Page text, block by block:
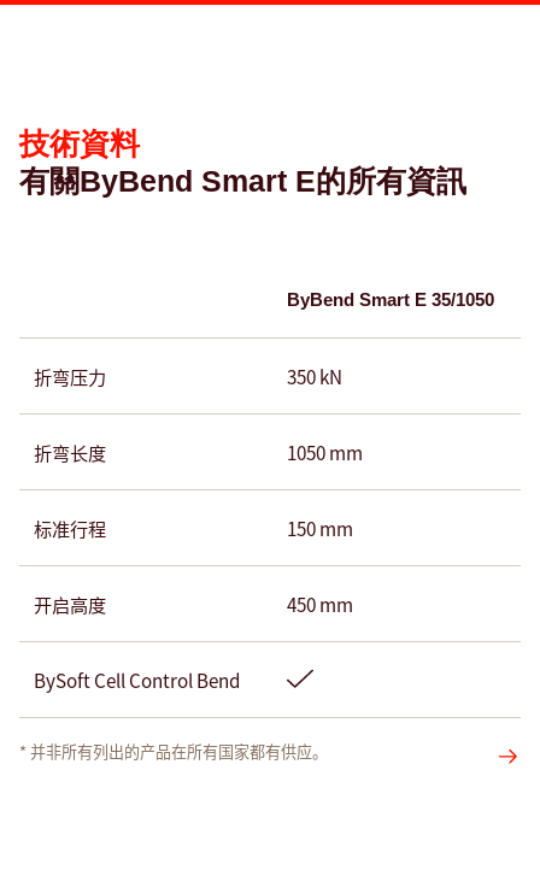
技術資料
有關ByBend Smart E的所有資訊
ByBend Smart E 35/1050
折弯压力 350 kN
折弯长度 1050 mm
标准行程 150 mm
开启高度 450 mm
BySoft Cell Control Bend
* 并非所有列出的产品在所有国家都有供应。